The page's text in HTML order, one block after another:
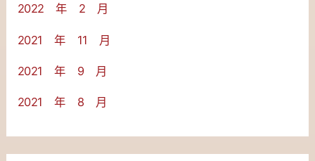
2022 年 2 月
2021 年 11 月
2021 年 9 月
2021 年 8 月